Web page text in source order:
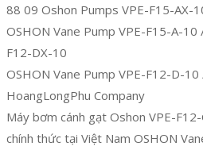
88 09 Oshon Pumps VPE-F15-AX-
OSHON Vane Pump VPE-F15-A-10
F12-DX-10
OSHON Vane Pump VPE-F12-D-
HoangLongPhu Company
Máy bơm cánh gạt Oshon VPE-
chính thức tại Việt Nam OSHON